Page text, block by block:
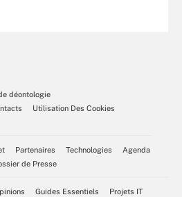
déontologie
Utilisation Des Cookies
Partenaires Technologies
Agenda
de Presse
Guides Essentiels Projets IT